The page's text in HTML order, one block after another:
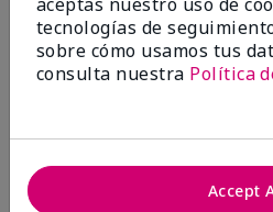
tecnologías de
sobre cómo usamos tus
consulta nuestra Política
Accept